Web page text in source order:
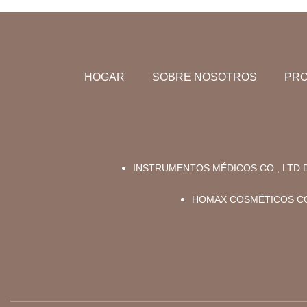
HOGAR SOBRE NOSOTROS
INSTRUMENTOS MÉDICOS CO., LTD
HOMAX COSMÉTICOS